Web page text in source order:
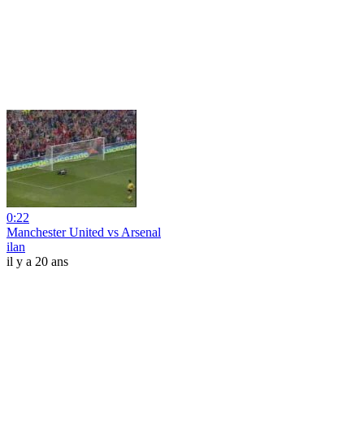
0:22
Manchester United vs Arsenal
ilan
il y a 20 ans